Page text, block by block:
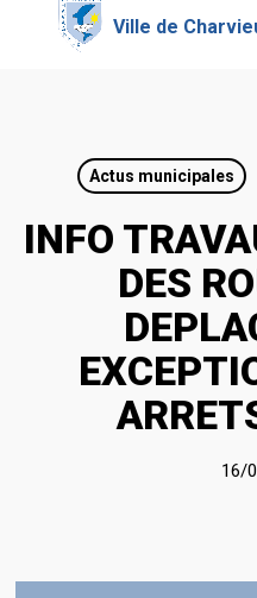
Actus municipales
INFO
DES
16/